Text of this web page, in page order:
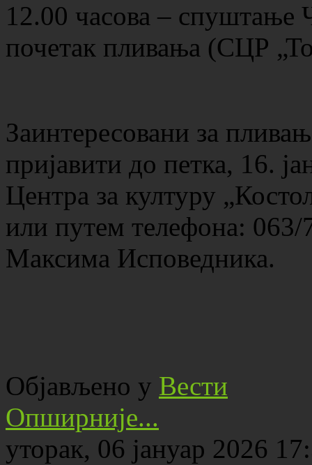
12.00 часова – спуштање
почетак пливања (СЦР
Заинтересовани за
пријавити до петка, 16.
Центра за културу
или путем телефона:
Максима Исповедника.
Објављено у Вести
Опширније...
уторак, 06 јануар 2026